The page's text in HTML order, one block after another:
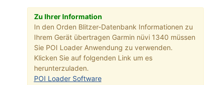
Zu Ihrer Information
In den Orden Blitzer-Datenbank Informationen zu
Ihrem Gerät übertragen Garmin nüvi 1340 müssen
Sie POI Loader Anwendung zu verwenden.
Klicken Sie auf folgenden Link um es
herunterzuladen.
POI Loader Software